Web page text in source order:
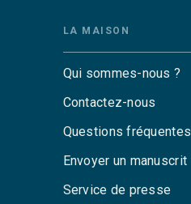
LA MAISON
Qui sommes-nous ?
Contactez-nous
Questions fréquentes
Envoyer un manuscrit
Service de presse